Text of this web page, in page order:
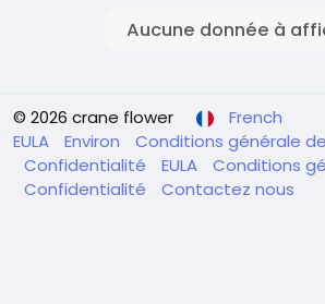
Aucune donnée à
© 2026 crane flower
French
EULA
Environ
Conditions générale
Confidentialité
EULA
Conditions
Confidentialité
Contactez nous